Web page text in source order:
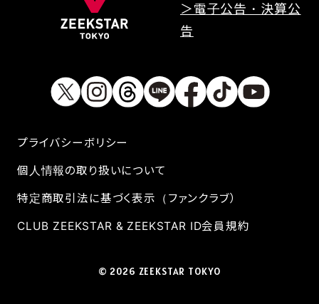
＞電子公告・決算公
告
プライバシーボリシー
個人情報の取り扱いについて
特定商取引法に基づく表示（ファンクラブ）
CLUB ZEEKSTAR & ZEEKSTAR ID会員規約
© 2026 ZEEKSTAR TOKYO